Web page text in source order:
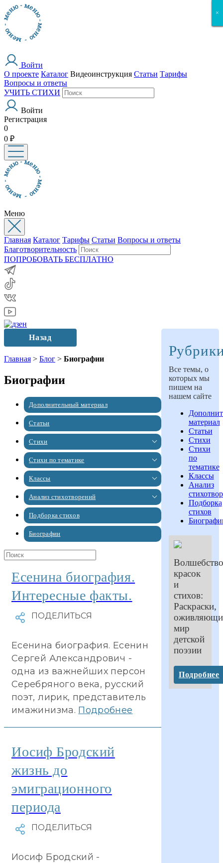
Войти
О проекте Каталог Видеоинструкция Статьи Тарифы
Вопросы и ответы
УЧИТЬ СТИХИ
Войти
Регистрация
0
0 ₽
Меню
Главная Каталог Тарифы Статьи Вопросы и ответы
Благотворительность
ПОПРОБОВАТЬ БЕСПЛАТНО
Назад
Главная > Блог > Биографии
Биографии
Дополнительный материал
Статьи
Стихи
Стихи по тематике
Классы
Анализ стихотворений
Подборка стихов
Биографии
Есенина биография.
Интересные факты.
Есенина биография. Есенин
Сергей Александрович -
одна из важнейших персон
Серебряного века, русский
поэт, лирик, представитель
имажинизма. Подробнее
Иосиф Бродский
жизнь до
эмиграционного
периода
Иосиф Бродский -
Все темы, о
которых мы
пишем на
нашем сайте
материал
Статьи
Стихи
Стихи
по
тематике
Классы
Анализ
Подборка
стихов
Волшебство
красок
и
стихов:
Раскраски,
мир
детской
поэзии
Подробнее
×
×
×
×
×